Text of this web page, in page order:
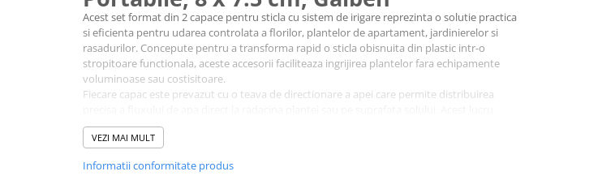
Acest set format din 2 capace pentru sticla cu sistem de irigare reprezinta o solutie practica
si eficienta pentru udarea controlata a florilor, plantelor de apartament, jardinierelor si
rasadurilor. Concepute pentru a transforma rapid o sticla obisnuita din plastic intr-o
stropitoare functionala, aceste accesorii faciliteaza ingrijirea plantelor fara echipamente
voluminoase sau costisitoare.
Fiecare capac este prevazut cu o teava de directionare a apei care permite distribuirea
contribuie la reducerea risipei de apa si la evitarea udarii excesive a frunzelor, oferind o
hidratare mai eficienta si mai controlata.
din plastic, transformandu-le instant intr-un sistem practic de udare. Datorita
VEZI MAI MULT
Informatii conformitate produs